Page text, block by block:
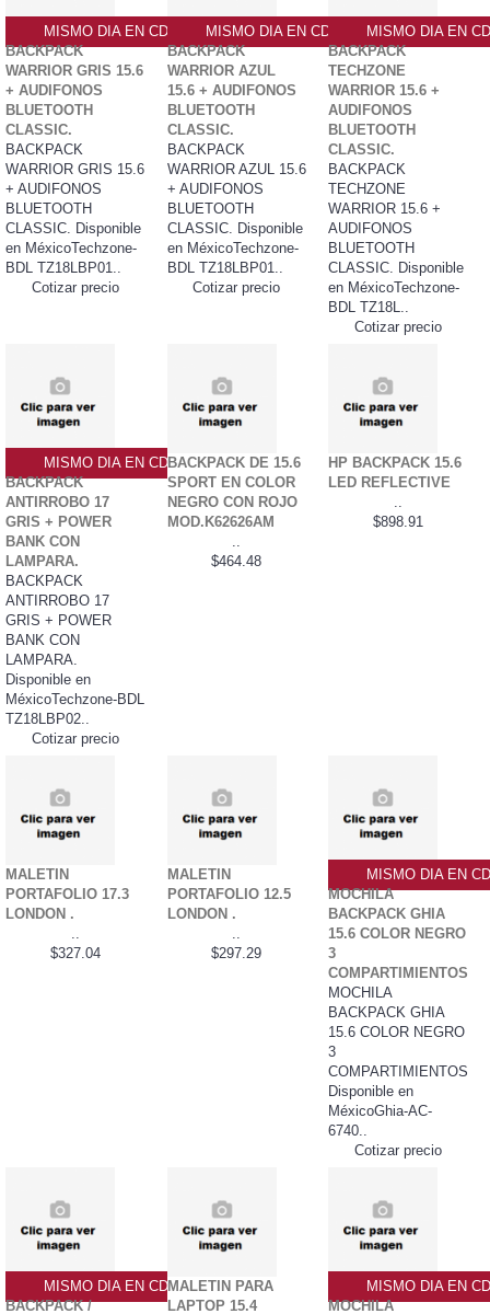
MISMO DIA EN CDMX
BACKPACK
WARRIOR GRIS 15.6
+ AUDIFONOS
BLUETOOTH
CLASSIC.
BACKPACK
WARRIOR GRIS 15.6
+ AUDIFONOS
BLUETOOTH
CLASSIC. Disponible
en MéxicoTechzone-
BDL TZ18LBP01..
Cotizar precio
MISMO DIA EN CDMX
BACKPACK
WARRIOR AZUL
15.6 + AUDIFONOS
BLUETOOTH
CLASSIC.
BACKPACK
WARRIOR AZUL 15.6
+ AUDIFONOS
BLUETOOTH
CLASSIC. Disponible
en MéxicoTechzone-
BDL TZ18LBP01..
Cotizar precio
MISMO DIA EN
BACKPACK
TECHZONE
WARRIOR 15.6 +
AUDIFONOS
BLUETOOTH
CLASSIC.
BACKPACK
TECHZONE
WARRIOR 15.6 +
AUDIFONOS
BLUETOOTH
CLASSIC. Disponible
en MéxicoTechzone-
BDL TZ18L..
Cotizar precio
MISMO DIA EN CDMX
BACKPACK
ANTIRROBO 17
GRIS + POWER
BANK CON
LAMPARA.
BACKPACK
ANTIRROBO 17
GRIS + POWER
BANK CON
LAMPARA.
Disponible en
MéxicoTechzone-BDL
TZ18LBP02..
Cotizar precio
BACKPACK DE 15.6
SPORT EN COLOR
NEGRO CON ROJO
MOD.K62626AM
..
$464.48
HP BACKPACK 15.6
LED REFLECTIVE
..
$898.91
MALETIN
PORTAFOLIO 17.3
LONDON .
..
$327.04
MALETIN
PORTAFOLIO 12.5
LONDON .
..
$297.29
MISMO DIA EN
MOCHILA
BACKPACK GHIA
15.6 COLOR NEGRO
3
COMPARTIMIENTOS
MOCHILA
BACKPACK GHIA
15.6 COLOR NEGRO
3
COMPARTIMIENTOS
Disponible en
MéxicoGhia-AC-
6740..
Cotizar precio
MISMO DIA EN CDMX
BACKPACK /
MALETIN PARA
LAPTOP 15.4
MISMO DIA EN
MOCHILA